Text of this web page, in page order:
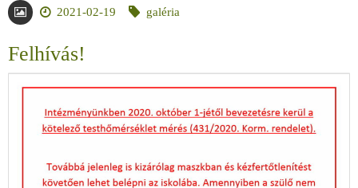
2021-02-19 galéria
Felhívás!